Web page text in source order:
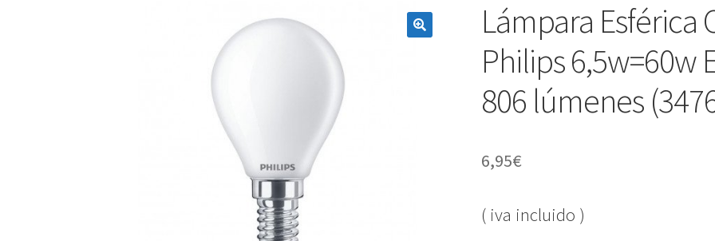
Lámpara Esférica
Philips 6,5w=60w
806 lúmenes
6,95€
( iva incluido )